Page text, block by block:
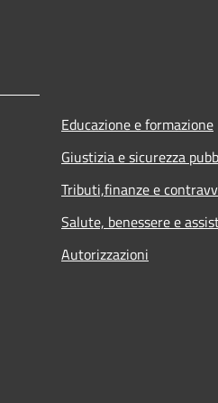
Educazione e formazione
Giustizia e sicurezza
Tributi,finanze e
Salute, benessere e
Autorizzazioni